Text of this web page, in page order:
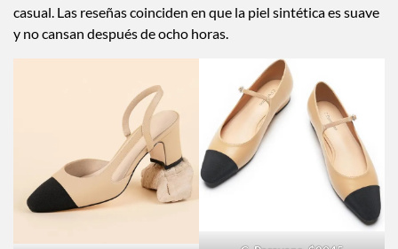
Si amas el estilo francés y el icónico bicolor, tus opciones son
C.Paravanoy MiraAzzurra. Con la punta en contraste y un
(o flats), son perfectos para la oficina o look
casual. Las reseñas coinciden en que la piel sintética es suave
y no cansan después de ocho horas.